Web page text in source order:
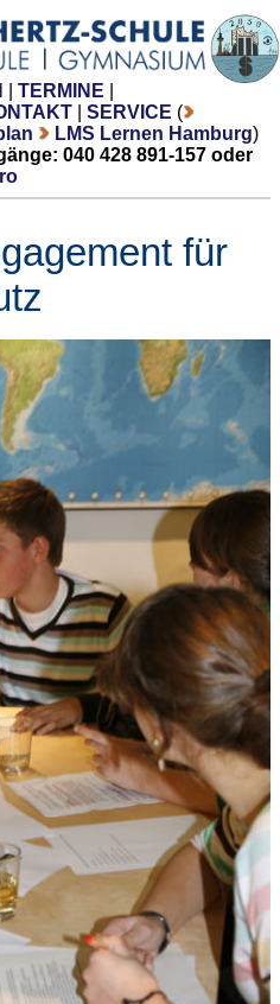
TERMINE
SERVICE (
LMS Lernen Hamburg)
040 428 891-157 oder
für